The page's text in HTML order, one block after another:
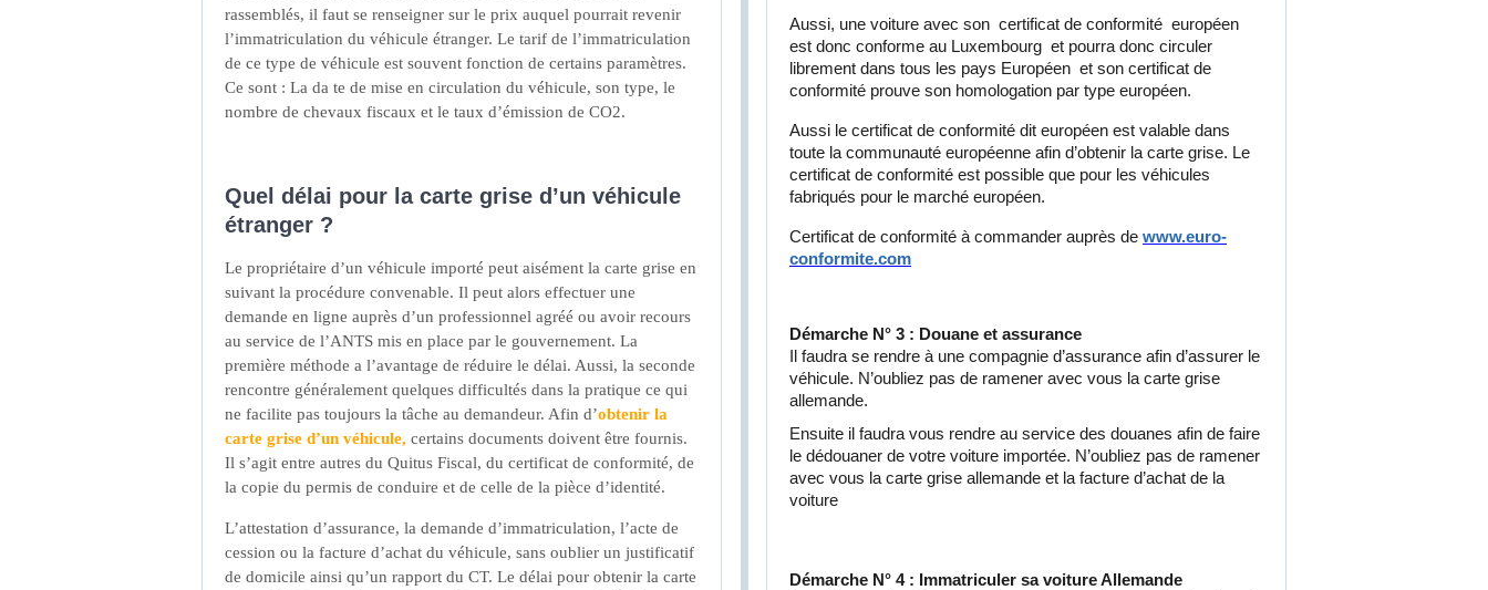
rassemblés, il faut se renseigner sur le prix auquel pourrait revenir
l’immatriculation du véhicule étranger. Le tarif de l’immatriculation
de ce type de véhicule est souvent fonction de certains paramètres.
Ce sont : La da te de mise en circulation du véhicule, son type, le
nombre de chevaux fiscaux et le taux d’émission de CO2.
Quel délai pour la carte grise d’un véhicule
étranger ?
Le propriétaire d’un véhicule importé peut aisément la carte grise en
suivant la procédure convenable. Il peut alors effectuer une
demande en ligne auprès d’un professionnel agréé ou avoir recours
au service de l’ANTS mis en place par le gouvernement. La
première méthode a l’avantage de réduire le délai. Aussi, la seconde
rencontre généralement quelques difficultés dans la pratique ce qui
ne facilite pas toujours la tâche au demandeur. Afin d’obtenir la
carte grise d’un véhicule, certains documents doivent être fournis.
Il s’agit entre autres du Quitus Fiscal, du certificat de conformité, de
la copie du permis de conduire et de celle de la pièce d’identité.
L’attestation d’assurance, la demande d’immatriculation, l’acte de
cession ou la facture d’achat du véhicule, sans oublier un justificatif
de domicile ainsi qu’un rapport du CT. Le délai pour obtenir la carte
Aussi, une voiture avec son certificat de conformité européen
est donc conforme au Luxembourg et pourra donc circuler
librement dans tous les pays Européen et son certificat de
conformité prouve son homologation par type européen.
Aussi le certificat de conformité dit européen est valable dans
toute la communauté européenne afin d’obtenir la carte grise. Le
certificat de conformité est possible que pour les véhicules
fabriqués pour le marché européen.
Certificat de conformité à commander auprès de www.euro-
conformite.com
Démarche N° 3 : Douane et assurance
Il faudra se rendre à une compagnie d’assurance afin d’assurer le
véhicule. N’oubliez pas de ramener avec vous la carte grise
allemande.
Ensuite il faudra vous rendre au service des douanes afin de faire
le dédouaner de votre voiture importée. N’oubliez pas de ramener
avec vous la carte grise allemande et la facture d’achat de la
voiture
Démarche N° 4 : Immatriculer sa voiture Allemande